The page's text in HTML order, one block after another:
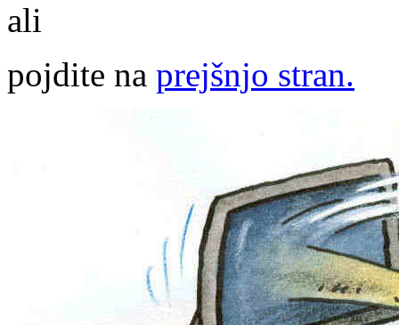
ali
pojdite na prejšnjo stran.